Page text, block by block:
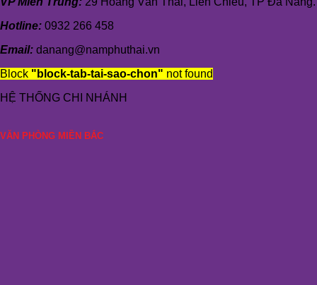
Hotline: 0932 266 458
Email: danang@namphuthai.vn
Block "block-tab-tai-sao-chon" not found
HỆ THỐNG CHI NHÁNH
VĂN PHÒNG MIỀN BẮC